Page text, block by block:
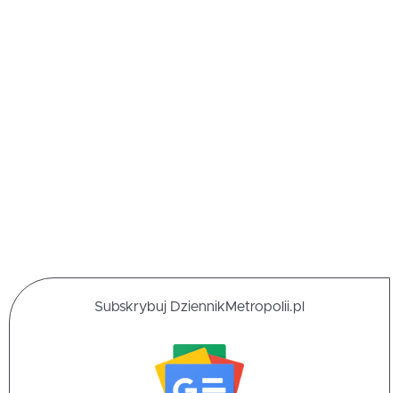
Subskrybuj DziennikMetropolii.pl